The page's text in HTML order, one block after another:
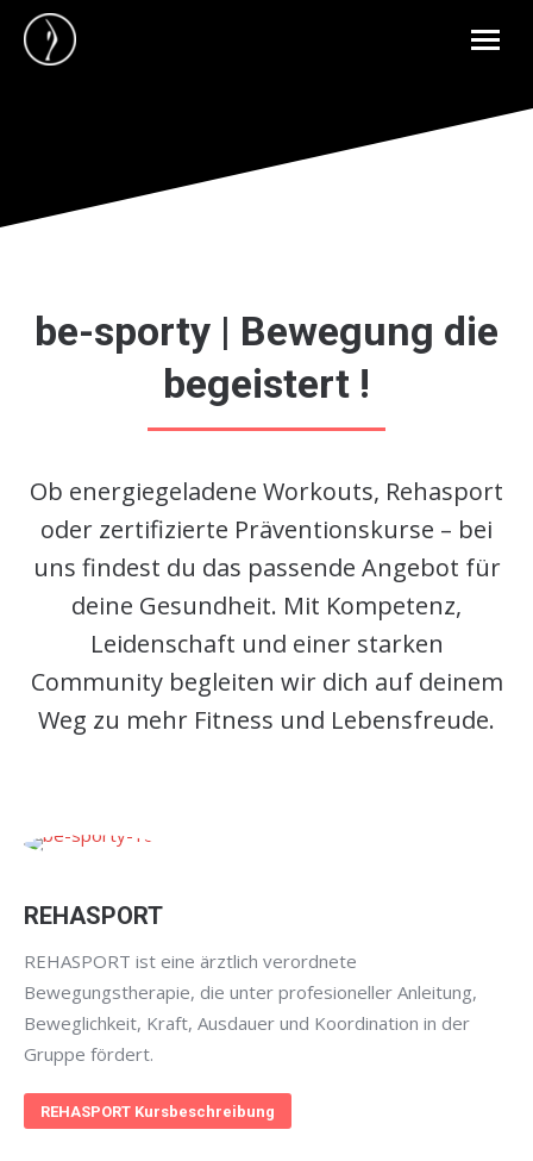
be-sporty | Bewegung die
begeistert !
Ob energiegeladene Workouts, Rehasport
oder zertifizierte Präventionskurse – bei
uns findest du das passende Angebot für
deine Gesundheit. Mit Kompetenz,
Leidenschaft und einer starken
Community begleiten wir dich auf deinem
Weg zu mehr Fitness und Lebensfreude.
REHASPORT
REHASPORT ist eine ärztlich verordnete
Bewegungstherapie, die unter profesioneller Anleitung,
Beweglichkeit, Kraft, Ausdauer und Koordination in der
Gruppe fördert.
REHASPORT Kursbeschreibung